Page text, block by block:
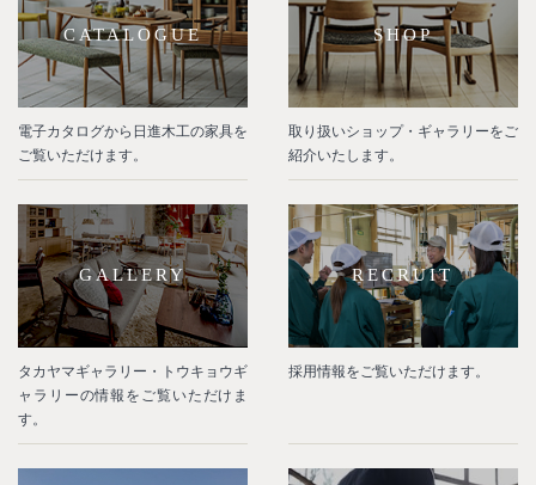
CATALOGUE
電子カタログから日進木工の家具を
ご覧いただけます。
SHOP
取り扱いショップ・ギャラリーをご
紹介いたします。
GALLERY
タカヤマギャラリー・トウキョウギ
ャラリーの情報をご覧いただけま
す。
RECRUIT
採用情報をご覧いただけます。